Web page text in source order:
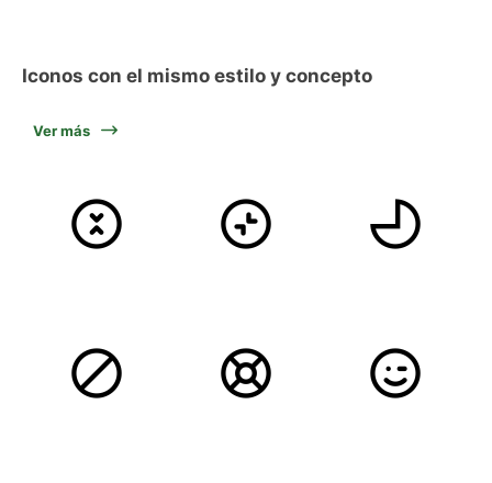
Iconos con el mismo estilo y concepto
Ver más